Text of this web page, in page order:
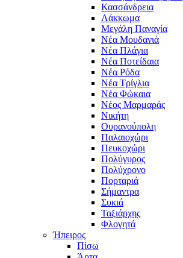
Κασσάνδρεια
Λάκκωμα
Μεγάλη Παναγία
Νέα Μουδανιά
Νέα Πλάγια
Νέα Ποτείδαια
Νέα Ρόδα
Νέα Τρίγλια
Νέα Φώκαια
Νέος Μαρμαράς
Νικήτη
Ουρανούπολη
Παλαιοχώρι
Πευκοχώρι
Πολύγυρος
Πολύχρονο
Πορταριά
Σήμαντρα
Συκιά
Ταξιάρχης
Φλογητά
Ήπειρος
Πίσω